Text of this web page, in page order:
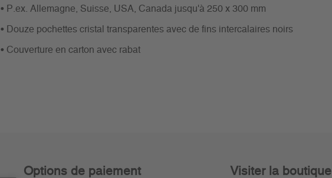
• P.ex. Allemagne, Suisse, USA, Canada jusqu'à 250 x 300 mm
• Douze pochettes cristal transparentes avec de fins intercalaires noirs
• Couverture en carton avec rabat
Options de paiement Visiter la boutique